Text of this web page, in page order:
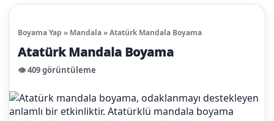
Boyama Yap » Mandala»Atatürk Mandala Boyama
Atatürk Mandala Boyama
👁️ 409 görüntüleme